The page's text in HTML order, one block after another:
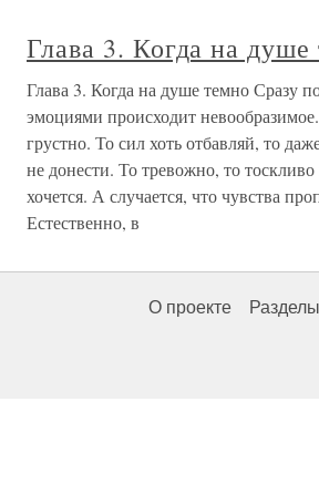
Глава 3. Когда на душе
Глава 3. Когда на душе темно Сразу
эмоциями происходит
грустно. То сил хоть отбавляй, то
не донести. То тревожно, то
хочется. А случается, что чувства
Естественно, в
О проекте Разделы